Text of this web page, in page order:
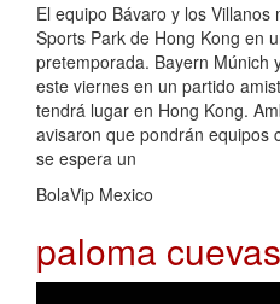
El equipo Bávaro y los
Sports Park de Hong Kong en
pretemporada. Bayern Múnich
este viernes en un partido
tendrá lugar en Hong Kong.
avisaron que pondrán equipos
se espera un
BolaVip Mexico
paloma cuevas